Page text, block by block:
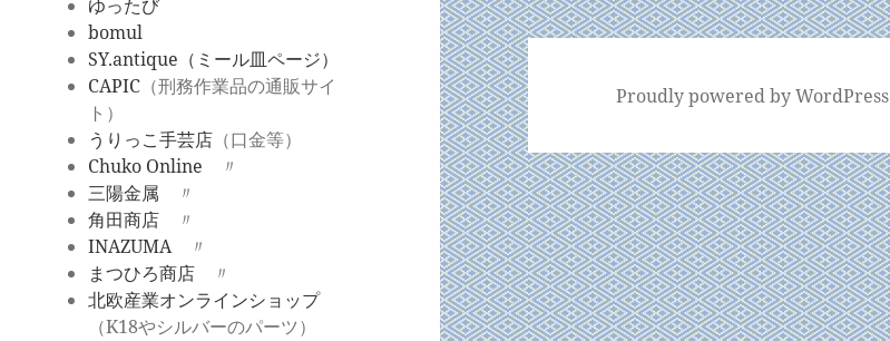
ゆったび
bomul
SY.antique（ミール皿ページ）
CAPIC （刑務作業品の通販サイ
ト）
うりっこ手芸店 （口金等）
Chuko Online 〃
三陽金属 〃
角田商店 〃
INAZUMA〃
まつひろ商店 〃
北欧産業オンラインショップ
（K18やシルバーのパーツ）
Proudly powered by WordPress